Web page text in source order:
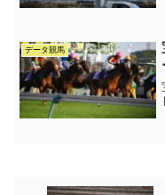
データ競馬